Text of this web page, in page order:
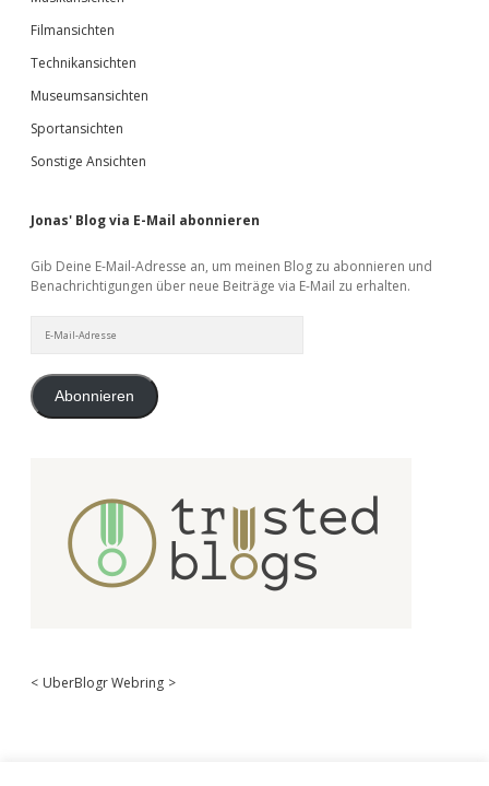
Filmansichten
Technikansichten
Museumsansichten
Sportansichten
Sonstige Ansichten
Jonas' Blog via E-Mail abonnieren
Gib Deine E-Mail-Adresse an, um meinen Blog zu abonnieren und
Benachrichtigungen über neue Beiträge via E-Mail zu erhalten.
Mail-
Abonnieren
< UberBlogr Webring >